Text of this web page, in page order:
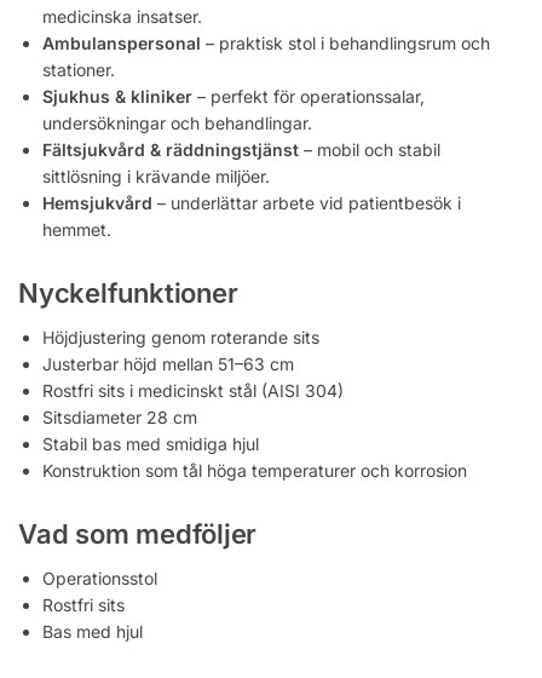
medicinska insatser.
Ambulanspersonal – praktisk stol i behandlingsrum och
stationer.
Sjukhus & kliniker – perfekt för operationssalar,
undersökningar och behandlingar.
Fältsjukvård & räddningstjänst – mobil och stabil
sittlösning i krävande miljöer.
Hemsjukvård – underlättar arbete vid patientbesök i
hemmet.
Nyckelfunktioner
Höjdjustering genom roterande sits
Justerbar höjd mellan 51–63 cm
Rostfri sits i medicinskt stål (AISI 304)
Sitsdiameter 28 cm
Stabil bas med smidiga hjul
Konstruktion som tål höga temperaturer och korrosion
Vad som medföljer
Operationsstol
Rostfri sits
Bas med hjul